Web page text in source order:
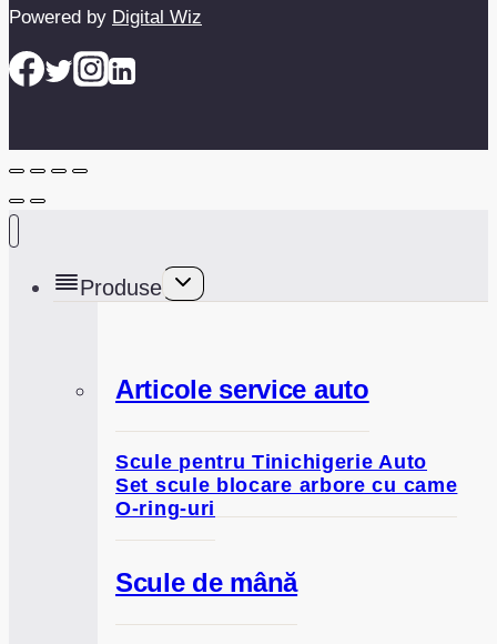
Powered by Digital Wiz
Produse
Toggle
Articole service auto
Scule pentru Tinichigerie Auto
Set scule blocare arbore cu came
O-ring-uri
Scule de mână